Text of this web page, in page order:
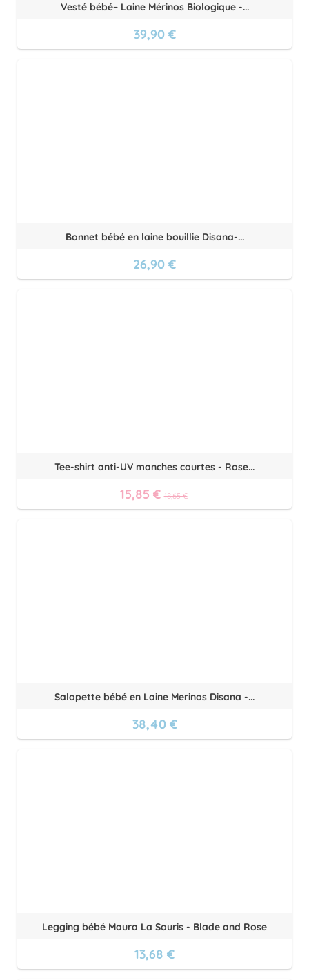
Vesté bébé– Laine Mérinos Biologique -...
39,90 €
Bonnet bébé en laine bouillie Disana-...
26,90 €
Tee-shirt anti-UV manches courtes - Rose...
15,85 €18,65 €
Salopette bébé en Laine Merinos Disana -...
38,40 €
Legging bébé Maura La Souris - Blade and Rose
13,68 €